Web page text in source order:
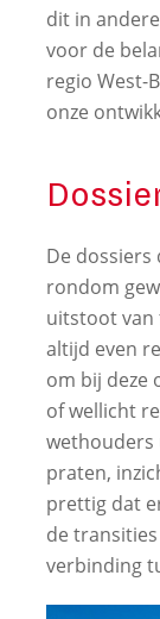
dit in
voor de
regio West-
onze
De dossiers
rondom
uitstoot van
altijd even
om bij deze
of wellicht
wethouders
praten,
prettig dat
de
verbinding